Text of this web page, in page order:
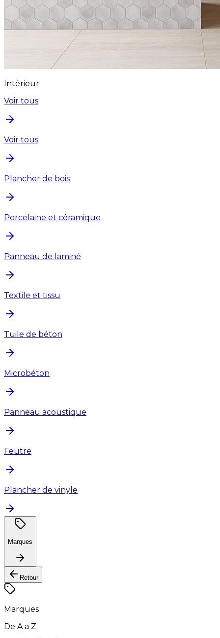
Intérieur
Voir tous
Voir tous
Plancher de bois
Porcelaine et céramique
Panneau de laminé
Textile et tissu
Tuile de béton
Microbéton
Panneau acoustique
Feutre
Plancher de vinyle
Marques
Retour
Marques
De A a Z